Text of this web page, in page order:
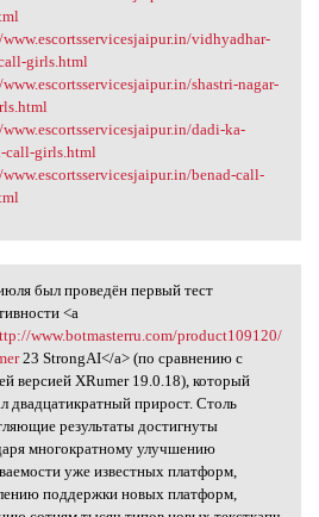
vidhyadhar-
girls.html
shastri-nagar-
dadi-ka-
call-girls.html
benad-call-
был проведён
был проведён первый тест
<a
www.botmasterru.com/product109120/
23 StrongAI</a> (по сравнению с
версией XRumer 19.0.18), который
двадцатикратный прирост. Столь
результаты достигнуты
многократному улучшению
уже известных платформ,
поддержки новых платформ,